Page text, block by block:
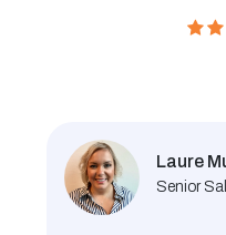
Laure
Senior